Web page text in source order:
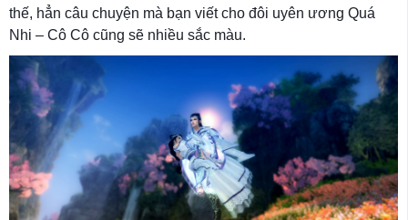
thế, hẳn câu chuyện mà bạn viết cho đôi uyên ương Quá
Nhi – Cô Cô cũng sẽ nhiều sắc màu.